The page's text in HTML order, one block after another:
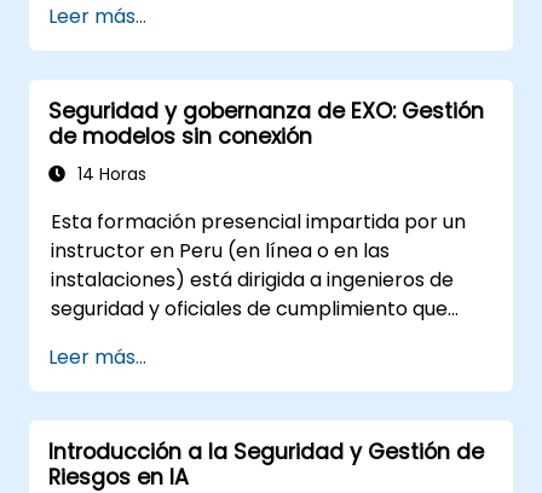
aprendizaje automático.
Garantizar la seguridad e integridad de
los datos en los modelos de aprendizaje
automático.
Navegar por los requisitos de
cumplimiento normativo relacionados
Leer más...
Seguridad y gobernanza de EXO: Gestión
de modelos sin conexión
14 Horas
Esta formación presencial impartida por un
instructor en Peru (en línea o en las
instalaciones) está dirigida a ingenieros de
seguridad y oficiales de cumplimiento que
controlar el acceso a modelos y gobernar las
cargas de trabajo de inteligencia artificial que
operan completamente in situ.
Leer más...
Introducción a la Seguridad y Gestión de
Riesgos en IA